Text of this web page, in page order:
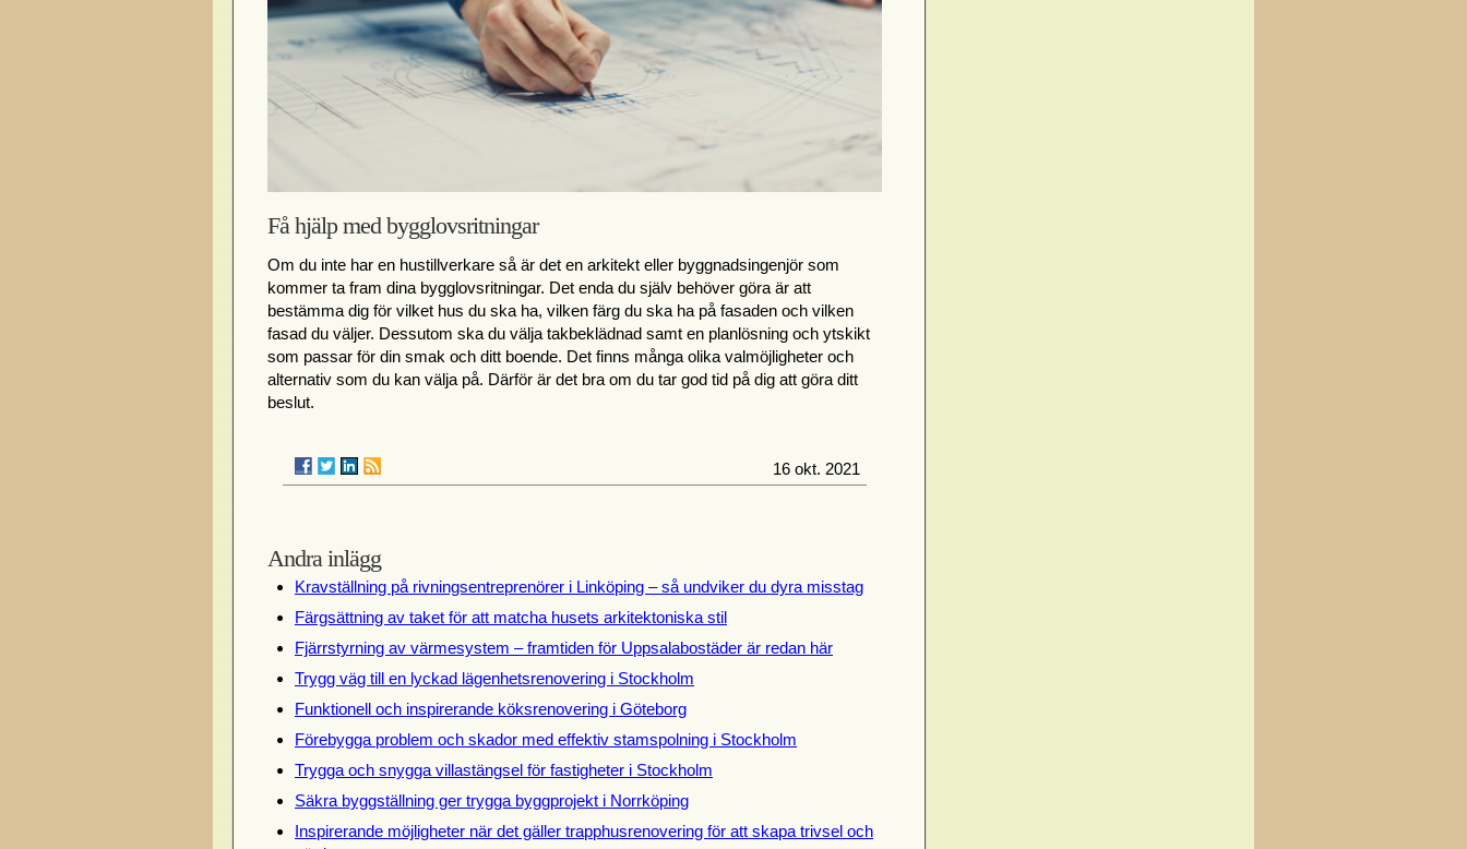
Få hjälp med bygglovsritningar
Om du inte har en hustillverkare så är det en arkitekt eller byggnadsingenjör som
kommer ta fram dina bygglovsritningar. Det enda du själv behöver göra är att
bestämma dig för vilket hus du ska ha, vilken färg du ska ha på fasaden och vilken
fasad du väljer. Dessutom ska du välja takbeklädnad samt en planlösning och ytskikt
som passar för din smak och ditt boende. Det finns många olika valmöjligheter och
alternativ som du kan välja på. Därför är det bra om du tar god tid på dig att göra ditt
beslut.
16 okt. 2021
Andra inlägg
Kravställning på rivningsentreprenörer i Linköping – så undviker du dyra misstag
Färgsättning av taket för att matcha husets arkitektoniska stil
Fjärrstyrning av värmesystem – framtiden för Uppsalabostäder är redan här
Trygg väg till en lyckad lägenhetsrenovering i Stockholm
Funktionell och inspirerande köksrenovering i Göteborg
Förebygga problem och skador med effektiv stamspolning i Stockholm
Trygga och snygga villastängsel för fastigheter i Stockholm
Säkra byggställning ger trygga byggprojekt i Norrköping
Inspirerande möjligheter när det gäller trapphusrenovering för att skapa trivsel och